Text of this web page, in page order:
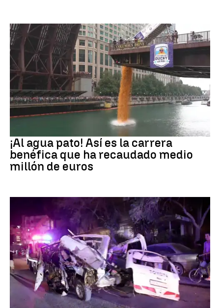
¡Al agua pato! Así es la carrera
benéfica que ha recaudado medio
millón de euros